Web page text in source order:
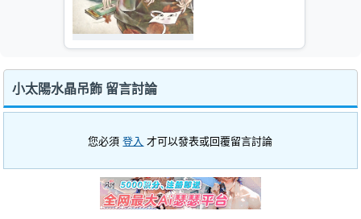
小太陽水晶吊飾 留言討論
您必須登入 才可以發表或回覆留言討論